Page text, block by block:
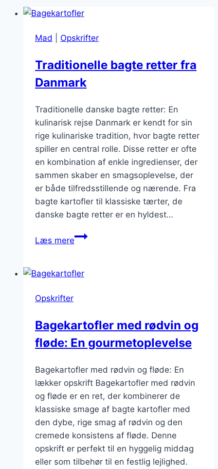
Mad Opskrifter
Traditionelle bagte retter fra
Danmark
Traditionelle danske bagte retter: En
kulinarisk rejse Danmark er kendt for sin
rige kulinariske tradition, hvor bagte retter
spiller en central rolle. Disse retter er ofte
en kombination af enkle ingredienser, der
sammen skaber en smagsoplevelse, der
er både tilfredsstillende og nærende. Fra
bagte kartofler til klassiske tærter, de
danske bagte retter er en hyldest…
Læs mereTraditionelle
fra
Opskrifter
Bagekartofler med rødvin og
fløde: En gourmetoplevelse
Bagekartofler med rødvin og fløde: En
lækker opskrift Bagekartofler med rødvin
og fløde er en ret, der kombinerer de
klassiske smage af bagte kartofler med
den dybe, rige smag af rødvin og den
cremede konsistens af fløde. Denne
opskrift er perfekt til en hyggelig middag
eller som tilbehør til en festlig lejlighed.